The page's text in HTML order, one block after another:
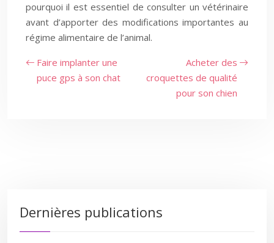
pourquoi il est essentiel de consulter un vétérinaire
avant d’apporter des modifications importantes au
régime alimentaire de l’animal.
Faire implanter une
puce gps à son chat
Acheter des
croquettes de qualité
pour son chien
Dernières publications